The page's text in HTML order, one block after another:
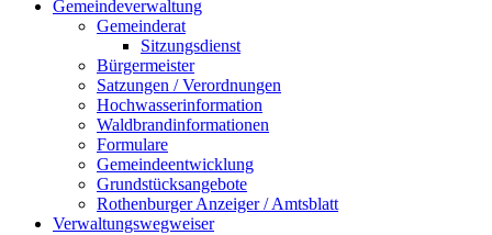
Gemeindeverwaltung
Gemeinderat
Sitzungsdienst
Bürgermeister
Satzungen / Verordnungen
Hochwasserinformation
Waldbrandinformationen
Formulare
Gemeindeentwicklung
Grundstücksangebote
Rothenburger Anzeiger / Amtsblatt
Verwaltungswegweiser